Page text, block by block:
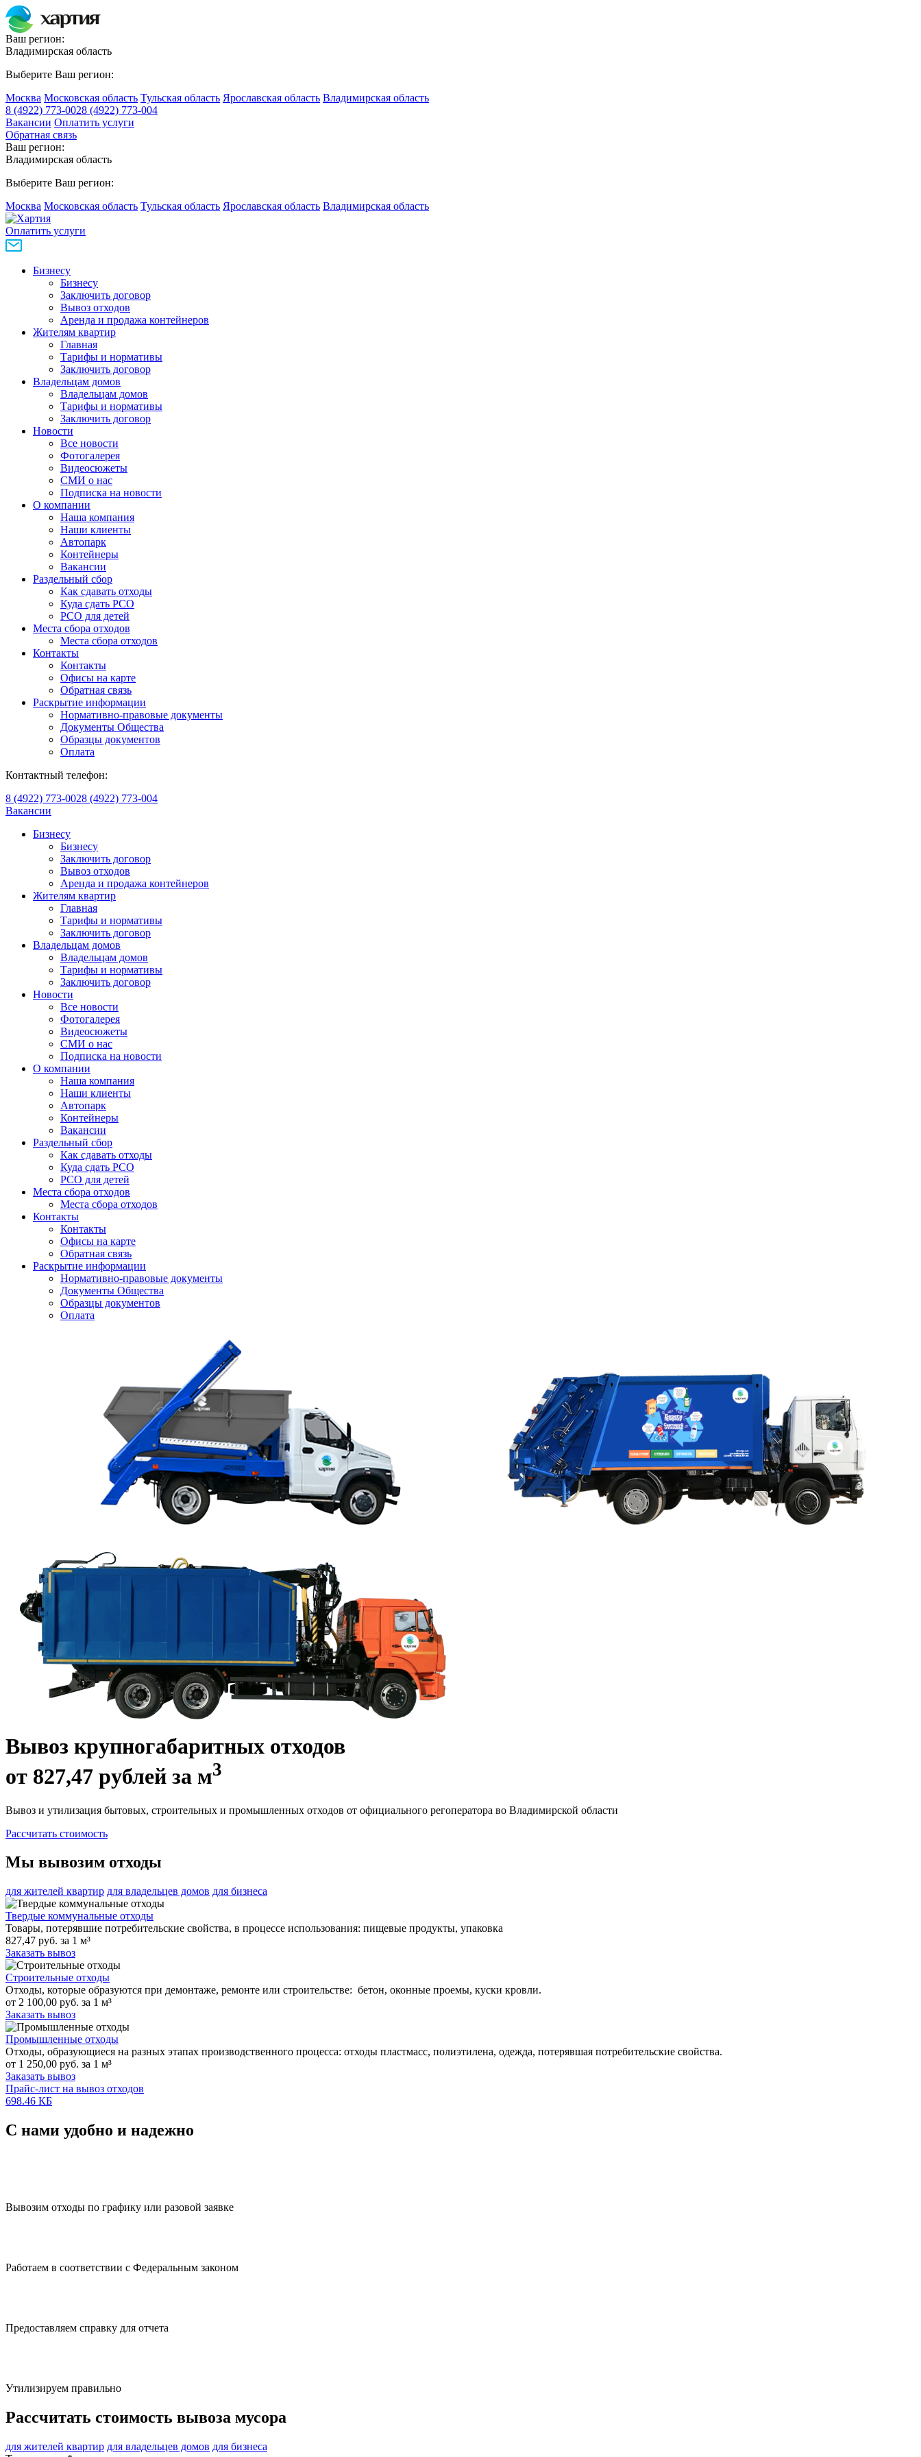
Ваш регион:
Владимирская область
Выберите Ваш регион:
Москва Московская область Тульская область Ярославская область Владимирская область
8 (4922) 773-0028 (4922) 773-004
Вакансии Оплатить услуги
Обратная связь
Ваш регион:
Владимирская область
Выберите Ваш регион:
Москва Московская область Тульская область Ярославская область Владимирская область
Оплатить услуги
Бизнесу
Бизнесу
Заключить договор
Вывоз отходов
Аренда и продажа контейнеров
Жителям квартир
Главная
Тарифы и нормативы
Заключить договор
Владельцам домов
Владельцам домов
Тарифы и нормативы
Заключить договор
Новости
Все новости
Фотогалерея
Видеосюжеты
СМИ о нас
Подписка на новости
О компании
Наша компания
Наши клиенты
Автопарк
Контейнеры
Вакансии
Раздельный сбор
Как сдавать отходы
Куда сдать РСО
РСО для детей
Места сбора отходов
Места сбора отходов
Контакты
Контакты
Офисы на карте
Обратная связь
Раскрытие информации
Нормативно-правовые документы
Документы Общества
Образцы документов
Оплата
Контактный телефон:
8 (4922) 773-0028 (4922) 773-004
Вакансии
Бизнесу
Бизнесу
Заключить договор
Вывоз отходов
Аренда и продажа контейнеров
Жителям квартир
Главная
Тарифы и нормативы
Заключить договор
Владельцам домов
Владельцам домов
Тарифы и нормативы
Заключить договор
Новости
Все новости
Фотогалерея
Видеосюжеты
СМИ о нас
Подписка на новости
О компании
Наша компания
Наши клиенты
Автопарк
Контейнеры
Вакансии
Раздельный сбор
Как сдавать отходы
Куда сдать РСО
РСО для детей
Места сбора отходов
Места сбора отходов
Контакты
Контакты
Офисы на карте
Обратная связь
Раскрытие информации
Нормативно-правовые документы
Документы Общества
Образцы документов
Оплата
Вывоз крупногабаритных отходов
от 827,47 рублей за м3
Вывоз и утилизация бытовых, строительных и промышленных отходов от официального регоператора во Владимирской области
Рассчитать стоимость
Мы вывозим отходы
для жителей квартир для владельцев домов для бизнеса
Твердые коммунальные отходы
Товары, потерявшие потребительские свойства, в процессе использования: пищевые продукты, упаковка
827,47 руб. за 1 м³
Заказать вывоз
Строительные отходы
Отходы, которые образуются при демонтаже, ремонте или строительстве: бетон, оконные проемы, куски кровли.
от 2 100,00 руб. за 1 м³
Заказать вывоз
Промышленные отходы
Отходы, образующиеся на разных этапах производственного процесса: отходы пластмасс, полиэтилена, одежда, потерявшая потребительские свойства.
от 1 250,00 руб. за 1 м³
Заказать вывоз
Прайс-лист на вывоз отходов
698.46 КБ
С нами удобно и надежно
Вывозим отходы по графику или разовой заявке
Работаем в соответствии с Федеральным законом
Предоставляем справку для отчета
Утилизируем правильно
Рассчитать стоимость вывоза мусора
для жителей квартир для владельцев домов для бизнеса